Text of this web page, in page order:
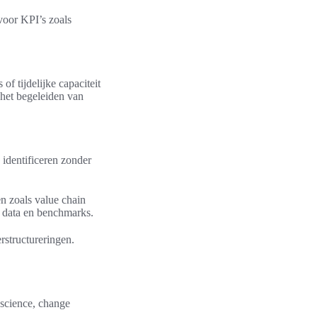
KPI’s zoals
of tijdelijke capaciteit
begeleiden van
zonder
zoals value chain
en benchmarks.
change